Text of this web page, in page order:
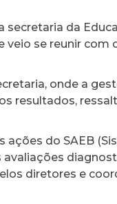
secretaria da
veio se reunir
onde a
resultados,
do SAEB
diretores e